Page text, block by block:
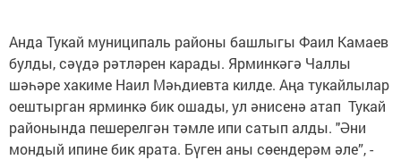
Анда Тукай муниципаль районы башлыгы Фаил Камаев
булды, сәүдә рәтләрен карады. Ярминкәгә Чаллы
шәһәре хакиме Наил Мәһдиевта килде. Аңа тукайлылар
оештырган ярминкә бик ошады, ул әнисенә атап Тукай
районында пешерелгән тәмле ипи сатып алды. "Әни
мондый ипине бик ярата. Бүген аны сөендерәм әле”, -